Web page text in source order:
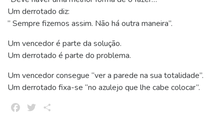
Um derrotado diz:
” Sempre fizemos assim. Não há outra maneira”.
Um vencedor é parte da solução.
Um derrotado é parte do problema.
Um vencedor consegue “ver a parede na sua totalidade”.
Um derrotado fixa-se “no azulejo que lhe cabe colocar”.
FacebookTwitter